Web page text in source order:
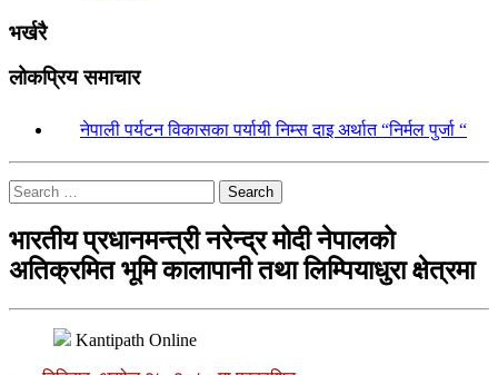
भर्खरै
लोकप्रिय समाचार
नेपाली पर्यटन विकासका पर्यायी निम्स दाइ अर्थात “निर्मल पुर्जा “
Search
भारतीय प्रधानमन्त्री नरेन्द्र मोदी नेपालको
अतिक्रमित भूमि कालापानी तथा लिम्पियाधुरा क्षेत्रमा
Kantipath Online